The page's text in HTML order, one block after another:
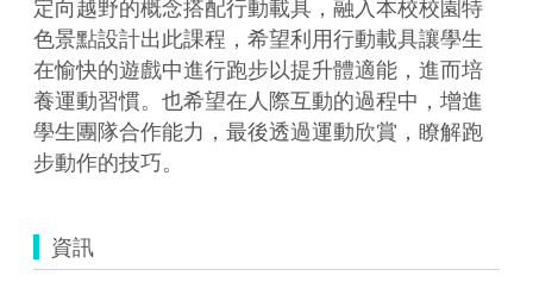
定向越野的概念搭配行動載具，融入本校校園特
色景點設計出此課程，希望利用行動載具讓學生
在愉快的遊戲中進行跑步以提升體適能，進而培
養運動習慣。也希望在人際互動的過程中，增進
學生團隊合作能力，最後透過運動欣賞，瞭解跑
步動作的技巧。
資訊